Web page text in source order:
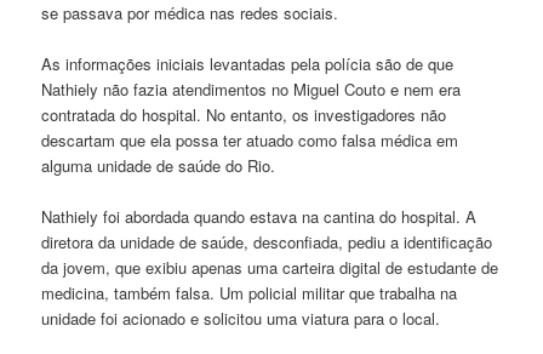
se passava por médica nas redes sociais.
As informações iniciais levantadas pela polícia são de que
Nathiely não fazia atendimentos no Miguel Couto e nem era
contratada do hospital. No entanto, os investigadores não
descartam que ela possa ter atuado como falsa médica em
alguma unidade de saúde do Rio.
Nathiely foi abordada quando estava na cantina do hospital. A
diretora da unidade de saúde, desconfiada, pediu a identificação
da jovem, que exibiu apenas uma carteira digital de estudante de
medicina, também falsa. Um policial militar que trabalha na
unidade foi acionado e solicitou uma viatura para o local.